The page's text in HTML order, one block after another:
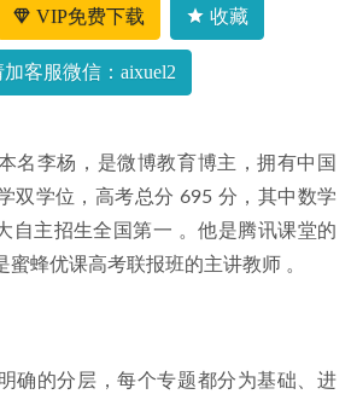
VIP免费下载 收藏
客服微信：aixuel2
名李杨，是微博教育博主，拥有中国
双学位，高考总分 695 分，其中数学
自主招生全国第一 。他是腾讯课堂的
蜜蜂优课高考联报班的主讲教师 。
确的分层，每个专题都分为基础、进